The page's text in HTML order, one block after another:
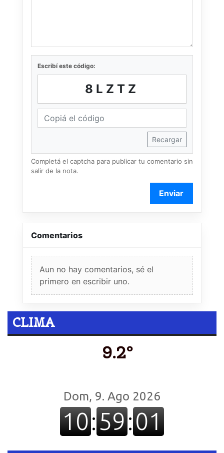
Escribí este código:
8LZTZ
Recargar
Completá el captcha para publicar tu comentario sin
salir de la nota.
Enviar
Comentarios
Aun no hay comentarios, sé el
primero en escribir uno.
CLIMA
9.2º